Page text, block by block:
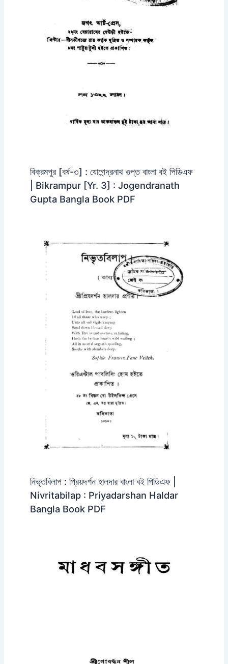
বিক্রমপুর [বর্ষ-৩] : যোগেন্দ্রনাথ গুপ্ত বাংলা বই পিডিএফ
| Bikrampur [Yr. 3] : Jogendranath
Gupta Bangla Book PDF
নিভৃতবিলাপ : প্রিয়দর্শন হালদার বাংলা বই পিডিএফ |
Nivritabilap : Priyadarshan Haldar
Bangla Book PDF